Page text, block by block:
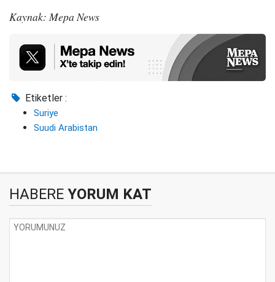
Kaynak: Mepa News
Etiketler :
Suriye
Suudi Arabistan
HABERE YORUM KAT